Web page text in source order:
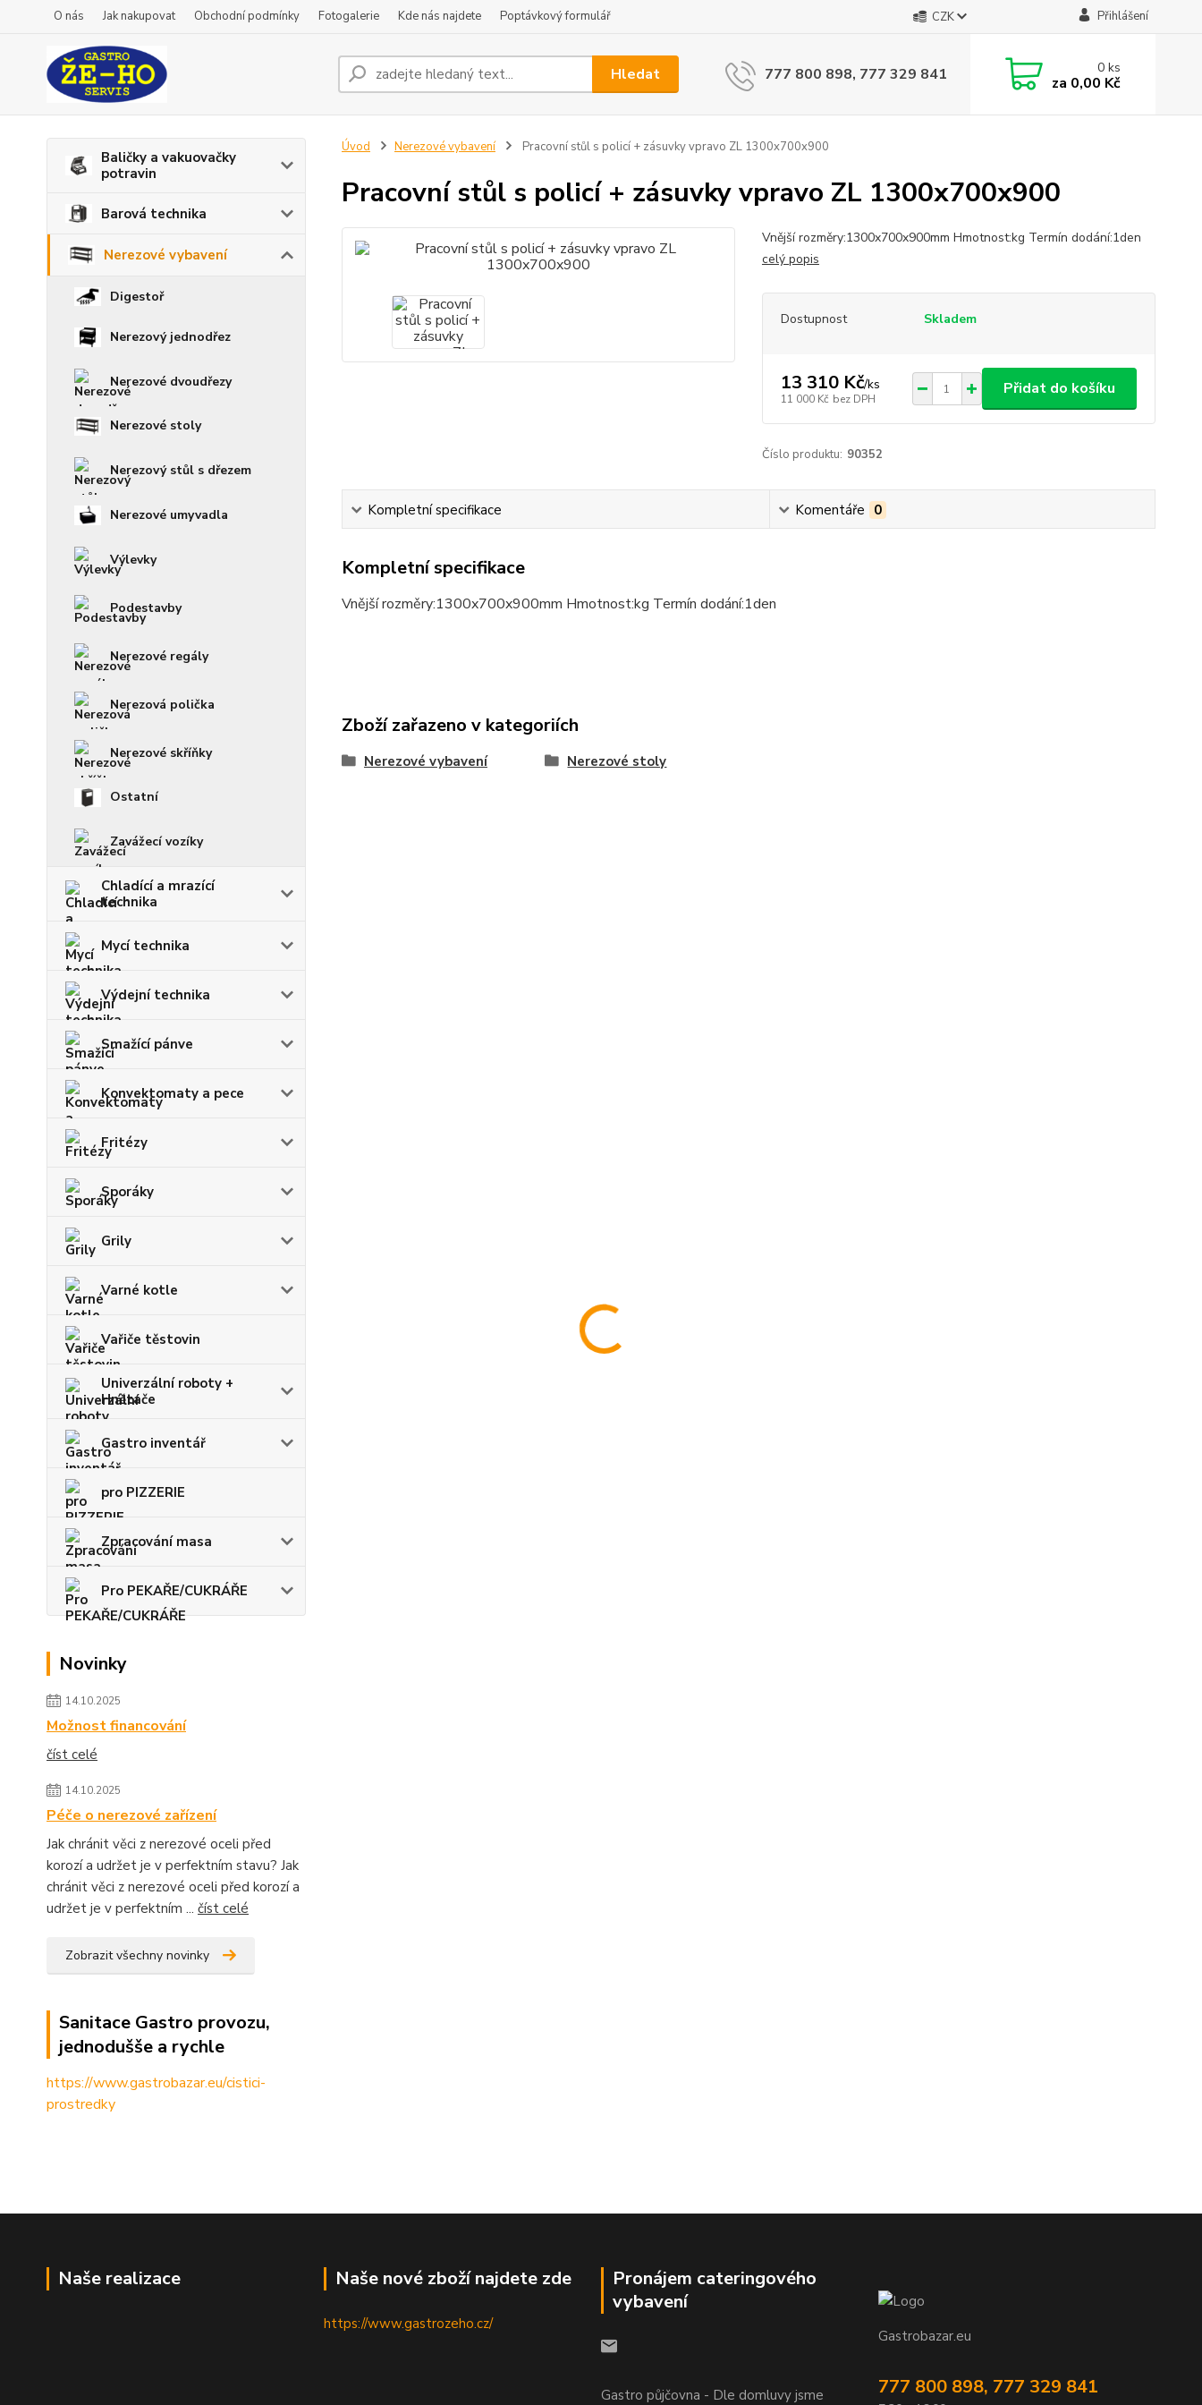
O nás Jak nakupovat Obchodní podmínky Fotogalerie Kde nás najdete Poptávkový formulář CZK Přihlášení
Hledat 777 800 898, 777 329 841 0ks
za 0,00 Kč
Baličky a vakuovačky
potravin
Barová technika
Nerezové vybavení
Digestoř
Nerezový jednodřez
Nerezové dvoudřezy
Nerezové stoly
Nerezový stůl s dřezem
Nerezové umyvadla
Výlevky
Podestavby
Nerezové regály
Nerezová polička
Nerezové skříňky
Ostatní
Zavážecí vozíky
Chladící a mrazící
technika
Mycí technika
Výdejní technika
Smažící pánve
Konvektomaty a pece
Fritézy
Sporáky
Grily
Varné kotle
Vařiče těstovin
Univerzální roboty +
Hnětače
Gastro inventář
pro PIZZERIE
Zpracování masa
Pro PEKAŘE/CUKRÁŘE
Novinky
14.10.2025
Možnost financování
číst celé
14.10.2025
Péče o nerezové zařízení
Jak chránit věci z nerezové oceli před
korozí a udržet je v perfektním stavu? Jak
chránit věci z nerezové oceli před korozí a
udržet je v perfektním ... číst celé
Zobrazit všechny novinky
Sanitace Gastro provozu,
jednodušše a rychle
https://www.gastrobazar.eu/cistici-
prostredky
Úvod Nerezové vybavení Pracovní stůl s policí + zásuvky vpravo ZL 1300x700x900
Pracovní stůl s policí + zásuvky vpravo ZL 1300x700x900
Vnější rozměry:1300x700x900mm Hmotnost:kg Termín dodání:1den
celý popis
Dostupnost Skladem
13 310 Kč/ks
11 000 Kč bez DPH
Přidat do košíku
Číslo produktu: 90352
Kompletní specifikace Komentáře 0
Kompletní specifikace
Vnější rozměry:1300x700x900mm Hmotnost:kg Termín dodání:1den
Zboží zařazeno v kategoriích
Nerezové vybavení Nerezové stoly
Naše realizace Naše nové zboží najdete zde
https://www.gastrozeho.cz/
Pronájem cateringového
vybavení
Gastro půjčovna - Dle domluvy jsme
Gastrobazar.eu
777 800 898, 777 329 841